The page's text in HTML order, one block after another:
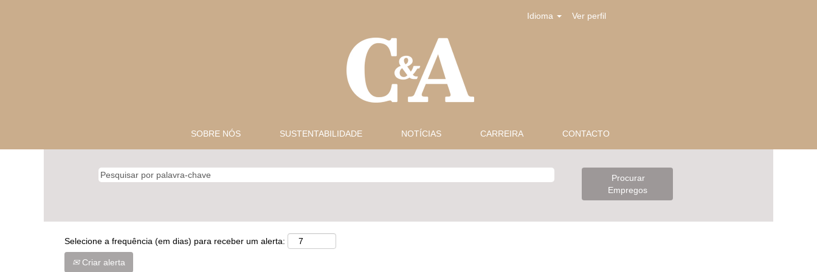
Idioma Ver perfil
SOBRE NÓS SUSTENTABILIDADE NOTÍCIAS CARREIRA CONTACTO
Selecione a frequência (em dias) para receber um alerta:
Criar alerta